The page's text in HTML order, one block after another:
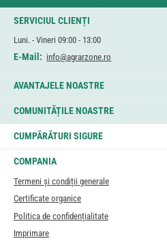
SERVICIUL CLIENȚI
Luni. - Vineri 09:00 - 13:00
E-Mail: info@agrarzone.ro
AVANTAJELE NOASTRE
COMUNITĂȚILE NOASTRE
CUMPĂRĂTURI SIGURE
COMPANIA
Termeni și condiții generale
Certificate organice
Politica de confidențialitate
Imprimare